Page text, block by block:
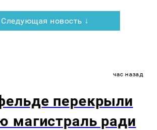
Следующая новость ↓
час назад
перекрыли
магистраль ради